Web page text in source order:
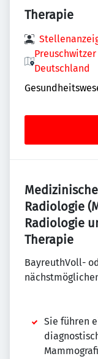
Therapie
Deutschland
Radiologie
Radiologie
Therapie
BayreuthVoll-
Sie führen